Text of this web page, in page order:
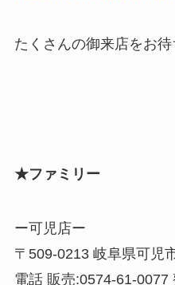
たくさんの御来店をお待
★ファミリー
ー可児店ー
〒509-0213 岐阜県可児
電話 販売:0574-61-0077